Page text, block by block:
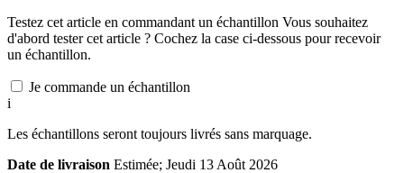
Testez cet article en commandant un échantillon Vous souhaitez
d'abord tester cet article ? Cochez la case ci-dessous pour recevoir
un échantillon.
Je commande un échantillon
i
Les échantillons seront toujours livrés sans marquage.
Date de livraison Estimée; Jeudi 13 Août 2026